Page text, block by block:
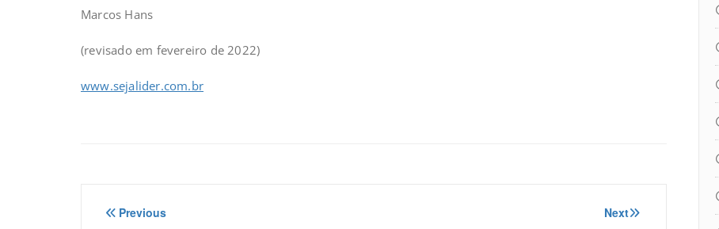
Marcos Hans
(revisado em fevereiro de 2022)
www.sejalider.com.br
Navegação
Previous Next